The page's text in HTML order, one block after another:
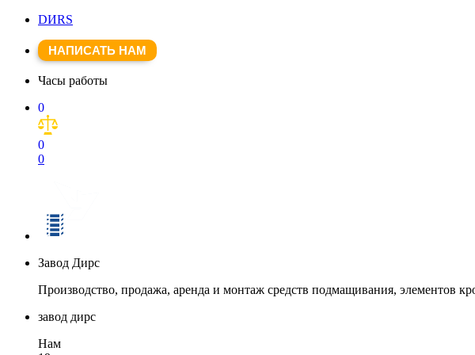
DИRS
НАПИСАТЬ НАМ
Часы работы
0
0
0
Завод Дирс
Производство, продажа, аренда и монтаж средств подмащивания, элементов
завод дирс
Нам